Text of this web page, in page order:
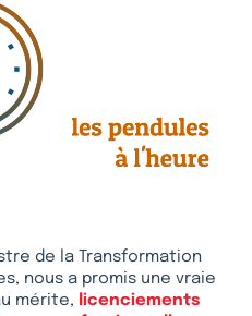
de la Transformation
nous a promis une vraie
mérite, licenciements